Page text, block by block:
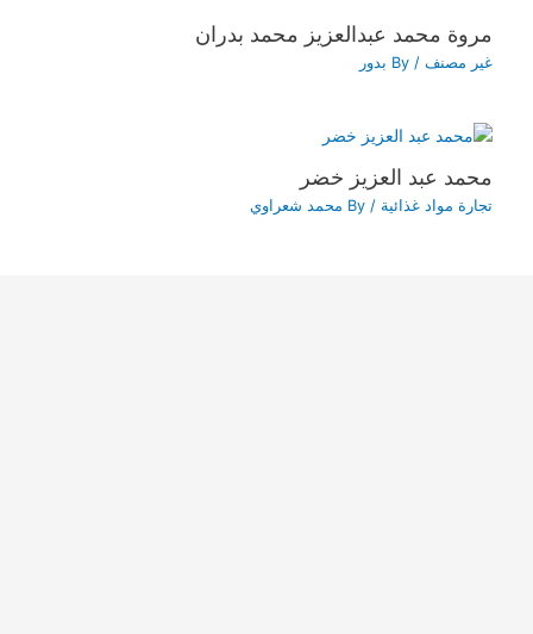
مروة محمد عبدالعزيز محمد بدران
غير مصنف / By بدور
محمد عبد العزيز خضر
تجارة مواد غذائية / By محمد شعراوي